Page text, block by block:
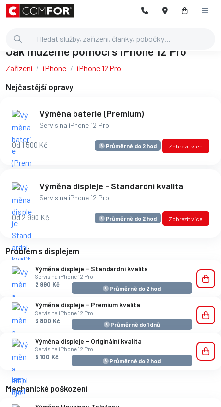
Jak můžeme pomoci s iPhone 12 Pro
Zařízení iPhone iPhone 12 Pro
Nejčastější opravy
Výměna baterie (Premium)
Servis na iPhone 12 Pro
Od 1 500 Kč Průměrně do 2 hod Zobrazit více
Výměna displeje - Standardní kvalita
Servis na iPhone 12 Pro
Od 2 990 Kč Průměrně do 2 hod Zobrazit více
Problém s displejem
Výměna displeje - Standardní kvalita
Servis na iPhone 12 Pro
2 990 Kč
Průměrně do 2 hod
Výměna displeje - Premium kvalita
Servis na iPhone 12 Pro
3 800 Kč
Průměrně do 1 dnů
Výměna displeje - Originální kvalita
Servis na iPhone 12 Pro
5 100 Kč
Průměrně do 2 hod
Mechanické poškození